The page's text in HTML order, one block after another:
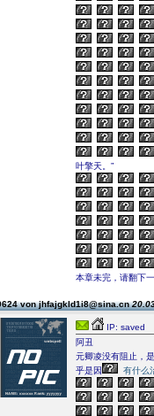
叶擎天。”
本章未完，请翻下
von jhfajgkld1i8@sina.cn
IP: saved
阿丑
元卿凌没有阻止，
乎是因
有什么